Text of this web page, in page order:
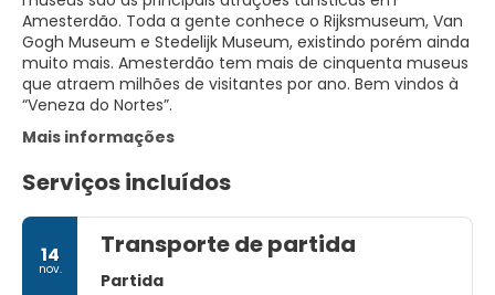
Amesterdão. Toda a gente conhece o Rijksmuseum, Van
Gogh Museum e Stedelijk Museum, existindo porém ainda
muito mais. Amesterdão tem mais de cinquenta museus
que atraem milhões de visitantes por ano. Bem vindos à
“Veneza do Nortes”.
Mais informações
Serviços incluídos
14
nov.
Transporte de partida
Partida